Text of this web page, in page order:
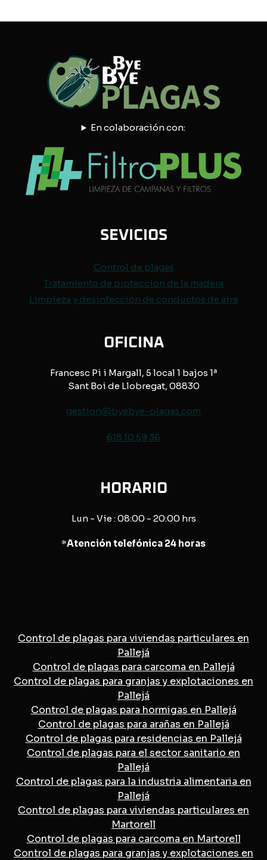
En colaboración con:
SEVICIOS
Control de plagas
Tratamiento de protección de la madera
Limpieza y desinfección de conductos de aire
OFICINA
Francesc Pi i Margall, 5 local 1 bajos 1ª
Sant Boi de Llobregat, 08830
gestion@byebye-plagas.com
618 10 59 36
HORARIO
Lun - Vie : 08:00 - 20:00 hrs
*Atención telefónica 24 horas
Control de plagas para viviendas particulares en
Pallejá
Control de plagas para carcoma en Pallejá
Control de plagas para granjas y explotaciones en
Pallejá
Control de plagas para hormigas en Pallejá
Control de plagas para arañas en Pallejá
Control de plagas para residencias en Pallejá
Control de plagas para el sector sanitario en
Pallejá
Control de plagas para la industria alimentaria en
Pallejá
Control de plagas para viviendas particulares en
Martorell
Control de plagas para carcoma en Martorell
Control de plagas para granjas y explotaciones en